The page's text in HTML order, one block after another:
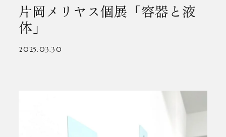
片岡メリヤス個展「容器と液
体」
2025.03.30